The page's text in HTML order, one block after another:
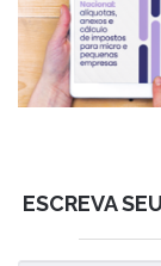
ESCREVA